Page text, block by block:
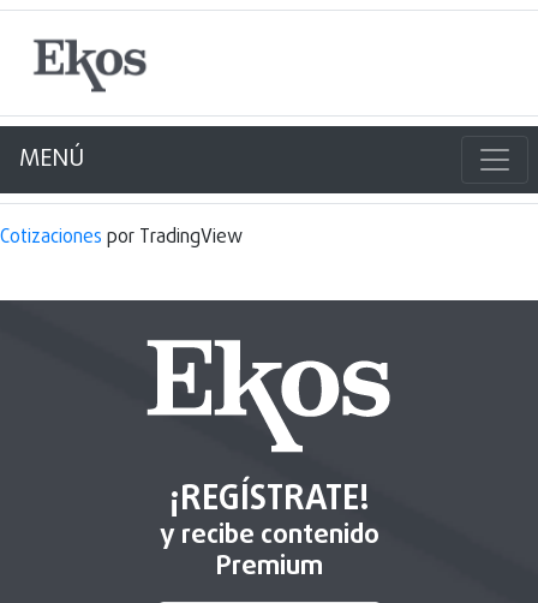
MENÚ
Cotizaciones por TradingView
¡REGÍSTRATE!
y recibe contenido
Premium